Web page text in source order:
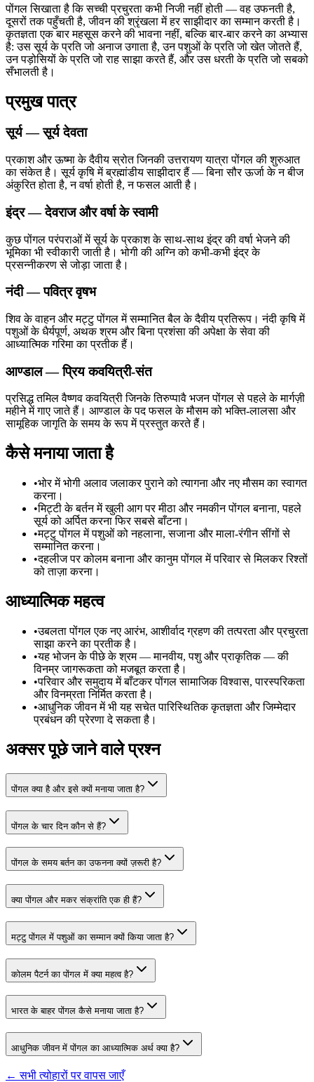
पोंगल सिखाता है कि सच्ची प्रचुरता कभी निजी नहीं होती — वह उफनती है,
दूसरों तक पहुँचती है, जीवन की श्रृंखला में हर साझीदार का सम्मान करती है।
कृतज्ञता एक बार महसूस करने की भावना नहीं, बल्कि बार-बार करने का अभ्यास
है: उस सूर्य के प्रति जो अनाज उगाता है, उन पशुओं के प्रति जो खेत जोतते हैं,
उन पड़ोसियों के प्रति जो राह साझा करते हैं, और उस धरती के प्रति जो सबको
सँभालती है।
प्रमुख पात्र
सूर्य —सूर्य देवता
प्रकाश और ऊष्मा के दैवीय स्रोत जिनकी उत्तरायण यात्रा पोंगल की शुरुआत
का संकेत है। सूर्य कृषि में ब्रह्मांडीय साझीदार हैं — बिना सौर ऊर्जा के न बीज
अंकुरित होता है, न वर्षा होती है, न फसल आती है।
इंद्र —देवराज और वर्षा के स्वामी
कुछ पोंगल परंपराओं में सूर्य के प्रकाश के साथ-साथ इंद्र की वर्षा भेजने की
भूमिका भी स्वीकारी जाती है। भोगी की अग्नि को कभी-कभी इंद्र के
प्रसन्नीकरण से जोड़ा जाता है।
नंदी —पवित्र वृषभ
शिव के वाहन और मट्टु पोंगल में सम्मानित बैल के दैवीय प्रतिरूप। नंदी कृषि में
पशुओं के धैर्यपूर्ण, अथक श्रम और बिना प्रशंसा की अपेक्षा के सेवा की
आध्यात्मिक गरिमा का प्रतीक हैं।
आण्डाल —प्रिय कवयित्री-संत
प्रसिद्ध तमिल वैष्णव कवयित्री जिनके तिरुप्पावै भजन पोंगल से पहले के मार्गज़ी
महीने में गाए जाते हैं। आण्डाल के पद फसल के मौसम को भक्ति-लालसा और
सामूहिक जागृति के समय के रूप में प्रस्तुत करते हैं।
कैसे मनाया जाता है
•भोर में भोगी अलाव जलाकर पुराने को त्यागना और नए मौसम का स्वागत
करना।
•मिट्टी के बर्तन में खुली आग पर मीठा और नमकीन पोंगल बनाना, पहले
सूर्य को अर्पित करना फिर सबसे बाँटना।
•मट्टु पोंगल में पशुओं को नहलाना, सजाना और माला-रंगीन सींगों से
सम्मानित करना।
•दहलीज पर कोलम बनाना और कानुम पोंगल में परिवार से मिलकर रिश्तों
को ताज़ा करना।
आध्यात्मिक महत्व
•उबलता पोंगल एक नए आरंभ, आशीर्वाद ग्रहण की तत्परता और प्रचुरता
साझा करने का प्रतीक है।
•यह भोजन के पीछे के श्रम — मानवीय, पशु और प्राकृतिक — की
विनम्र जागरूकता को मजबूत करता है।
•परिवार और समुदाय में बाँटकर पोंगल सामाजिक विश्वास, पारस्परिकता
और विनम्रता निर्मित करता है।
•आधुनिक जीवन में भी यह सचेत पारिस्थितिक कृतज्ञता और जिम्मेदार
प्रबंधन की प्रेरणा दे सकता है।
अक्सर पूछे जाने वाले प्रश्न
पोंगल क्या है और इसे क्यों मनाया जाता है?
पोंगल के चार दिन कौन से हैं?
पोंगल के समय बर्तन का उफनना क्यों ज़रूरी है?
क्या पोंगल और मकर संक्रांति एक ही हैं?
मट्टु पोंगल में पशुओं का सम्मान क्यों किया जाता है?
कोलम पैटर्न का पोंगल में क्या महत्व है?
भारत के बाहर पोंगल कैसे मनाया जाता है?
आधुनिक जीवन में पोंगल का आध्यात्मिक अर्थ क्या है?
←सभी त्योहारों पर वापस जाएँ